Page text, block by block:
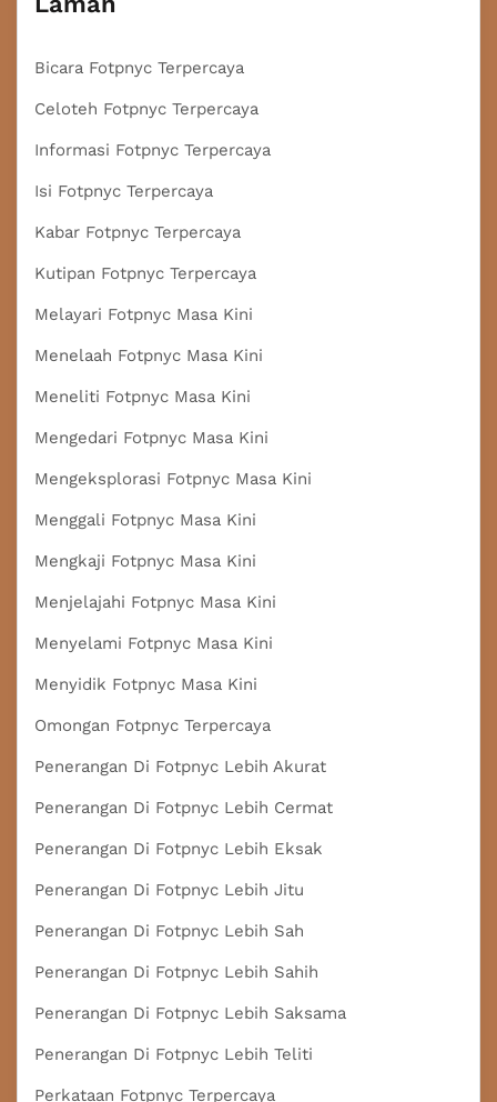
Bicara Fotpnyc Terpercaya
Celoteh Fotpnyc Terpercaya
Informasi Fotpnyc Terpercaya
Isi Fotpnyc Terpercaya
Kabar Fotpnyc Terpercaya
Kutipan Fotpnyc Terpercaya
Melayari Fotpnyc Masa Kini
Menelaah Fotpnyc Masa Kini
Meneliti Fotpnyc Masa Kini
Mengedari Fotpnyc Masa Kini
Mengeksplorasi Fotpnyc Masa Kini
Menggali Fotpnyc Masa Kini
Mengkaji Fotpnyc Masa Kini
Menjelajahi Fotpnyc Masa Kini
Menyelami Fotpnyc Masa Kini
Menyidik Fotpnyc Masa Kini
Omongan Fotpnyc Terpercaya
Penerangan Di Fotpnyc Lebih Akurat
Penerangan Di Fotpnyc Lebih Cermat
Penerangan Di Fotpnyc Lebih Eksak
Penerangan Di Fotpnyc Lebih Jitu
Penerangan Di Fotpnyc Lebih Sah
Penerangan Di Fotpnyc Lebih Sahih
Penerangan Di Fotpnyc Lebih Saksama
Penerangan Di Fotpnyc Lebih Teliti
Perkataan Fotpnyc Terpercaya